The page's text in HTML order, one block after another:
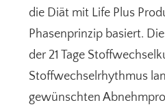
die Diät mit Life Plus
Phasenprinzip basiert.
der 21 Tage
Stoffwechselrhythmus
gewünschten